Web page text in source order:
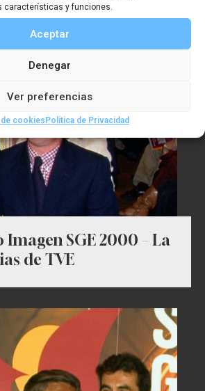
características y funciones.
Aceptar
Denegar
Ver preferencias
cookies Política de Privacidad
Imagen SGE 2000 – La
de TVE